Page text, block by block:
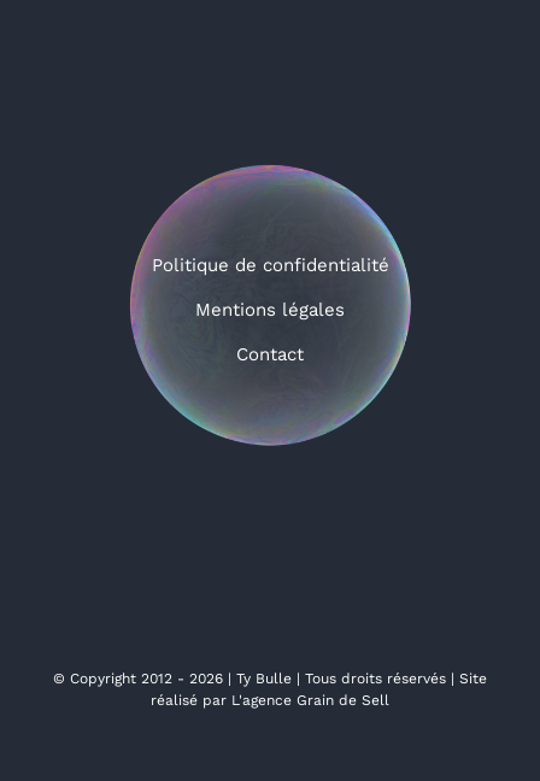
Politique de confidentialité
Mentions légales
Contact
© Copyright 2012 - 2026 | Ty Bulle | Tous droits réservés | Site
réalisé par L'agence Grain de Sell